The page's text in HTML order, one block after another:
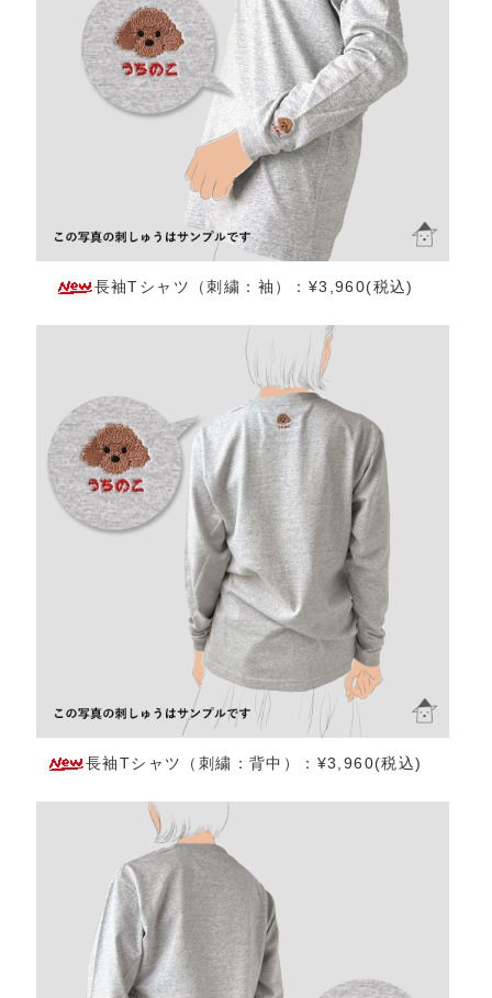
長袖Tシャツ（刺繍：袖）：¥3,960(税込)
長袖Tシャツ（刺繍：背中）：¥3,960(税込)